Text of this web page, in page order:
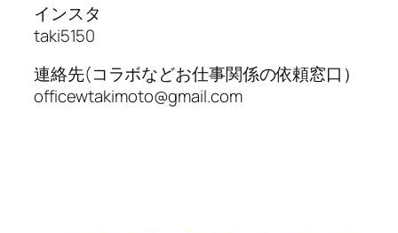
インスタ
taki5150
連絡先(コラボなどお仕事関係の依頼窓口）
officewtakimoto@gmail.com